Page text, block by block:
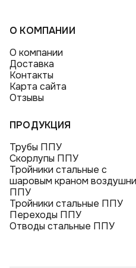
О КОМПАНИИ
О компании
Доставка
Контакты
Карта сайта
Отзывы
ПРОДУКЦИЯ
Трубы ППУ
Скорлупы ППУ
Тройники стальные с
шаровым краном
ППУ
Тройники стальные ППУ
Переходы ППУ
Отводы стальные ППУ